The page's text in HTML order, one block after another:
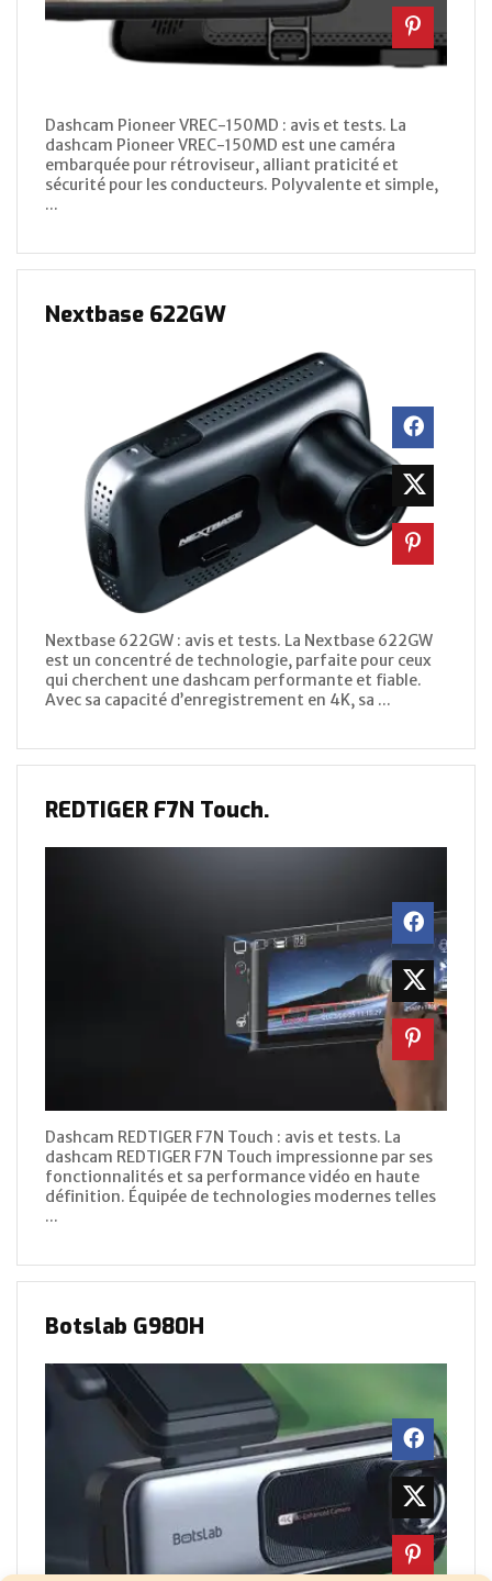
Dashcam Pioneer VREC-150MD : avis et tests. La
dashcam Pioneer VREC-150MD est une caméra
embarquée pour rétroviseur, alliant praticité et
sécurité pour les conducteurs. Polyvalente et simple,
...
Nextbase 622GW
Nextbase 622GW : avis et tests. La Nextbase 622GW
est un concentré de technologie, parfaite pour ceux
qui cherchent une dashcam performante et fiable.
Avec sa capacité d’enregistrement en 4K, sa ...
REDTIGER F7N Touch.
Dashcam REDTIGER F7N Touch : avis et tests. La
dashcam REDTIGER F7N Touch impressionne par ses
fonctionnalités et sa performance vidéo en haute
définition. Équipée de technologies modernes telles
...
Botslab G980H